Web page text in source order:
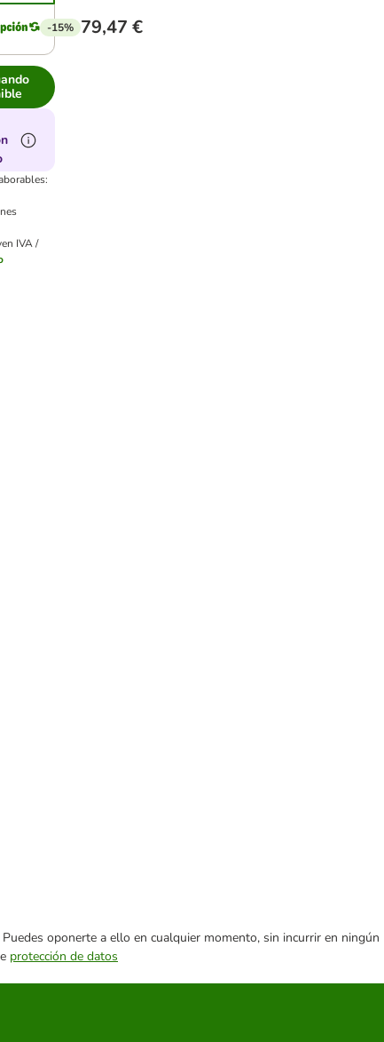
-15% 79,47 €
IVA /
oponerte a ello en cualquier momento, sin incurrir en ningún
protección de datos